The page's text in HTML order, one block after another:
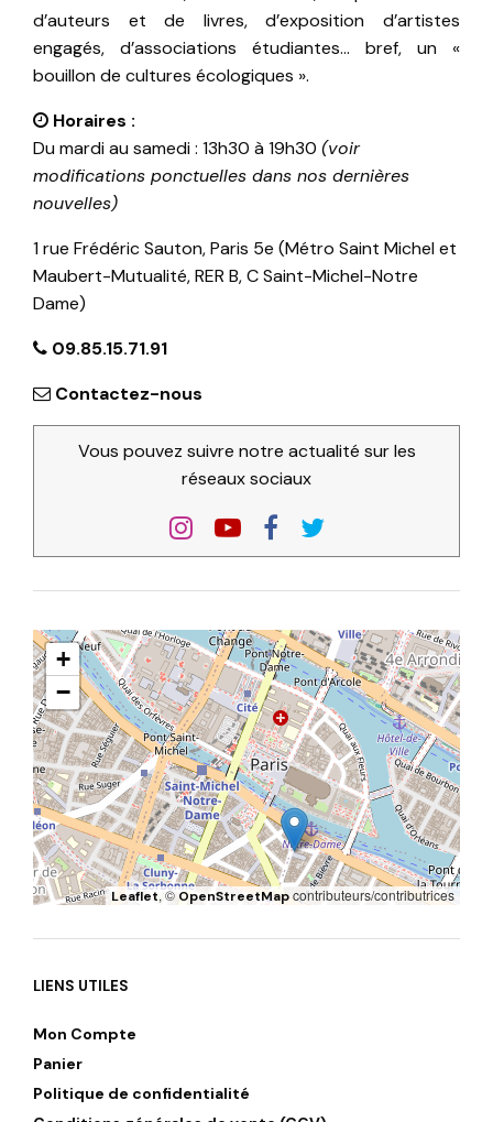
d’auteurs et de livres, d’exposition d’artistes
engagés, d’associations étudiantes… bref, un «
bouillon de cultures écologiques ».
Horaires :
Du mardi au samedi : 13h30 à 19h30 (voir
modifications ponctuelles dans nos dernières
nouvelles)
1 rue Frédéric Sauton, Paris 5e (Métro Saint Michel et
Maubert-Mutualité, RER B, C Saint-Michel-Notre
Dame)
09.85.15.71.91
Contactez-nous
Vous pouvez suivre notre actualité sur les
réseaux sociaux
+
−
Leaflet, ©OpenStreetMapcontributeurs/contributrices
LIENS UTILES
Mon Compte
Panier
Politique de confidentialité